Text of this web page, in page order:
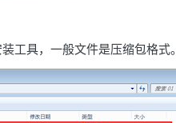
工具，一般文件是压缩包格式。